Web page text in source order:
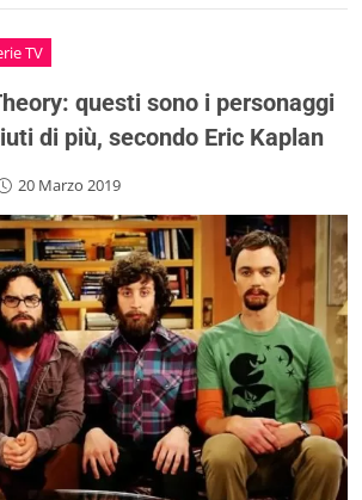
TV
questi sono i personaggi
di più, secondo Eric Kaplan
20 Marzo 2019